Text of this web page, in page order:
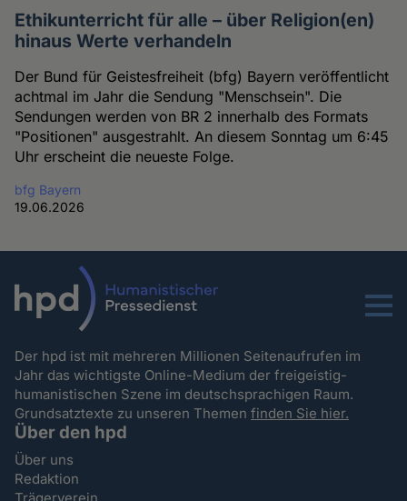
Ethikunterricht für alle – über Religion(en)
hinaus Werte verhandeln
Der Bund für Geistesfreiheit (bfg) Bayern veröffentlicht
achtmal im Jahr die Sendung "Menschsein". Die
Sendungen werden von BR 2 innerhalb des Formats
"Positionen" ausgestrahlt. An diesem Sonntag um 6:45
Uhr erscheint die neueste Folge.
bfg Bayern
19.06.2026
Menu
Der hpd ist mit mehreren Millionen Seitenaufrufen im
Jahr das wichtigste Online-Medium der freigeistig-
humanistischen Szene im deutschsprachigen Raum.
Grundsatztexte zu unseren Themenfinden Sie hier.
Über den hpd
Über uns
Redaktion